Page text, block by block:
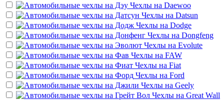
Чехлы на Daewoo
Чехлы на Datsun
Чехлы на Dodge
Чехлы на Dongfeng
Чехлы на Evolute
Чехлы на FAW
Чехлы на Fiat
Чехлы на Ford
Чехлы на Geely
Чехлы на Great Wall